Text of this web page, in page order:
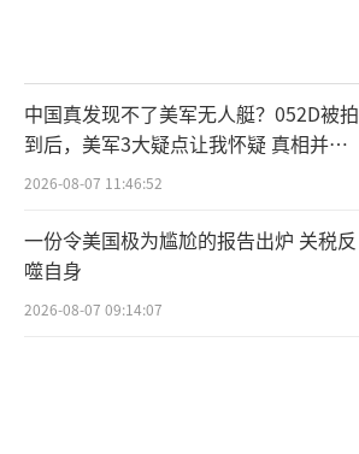
中国真发现不了美军无人艇？052D被拍
到后，美军3大疑点让我怀疑 真相并非
如此
2026-08-07 11:46:52
一份令美国极为尴尬的报告出炉 关税反
噬自身
2026-08-07 09:14:07